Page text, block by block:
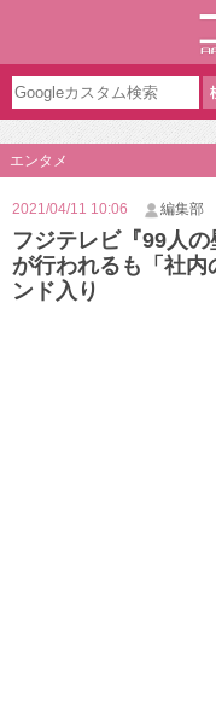
エンタメ
2021/04/11 10:06 編集部
フジテレビ『99人
が行われるも「社
ンド入り